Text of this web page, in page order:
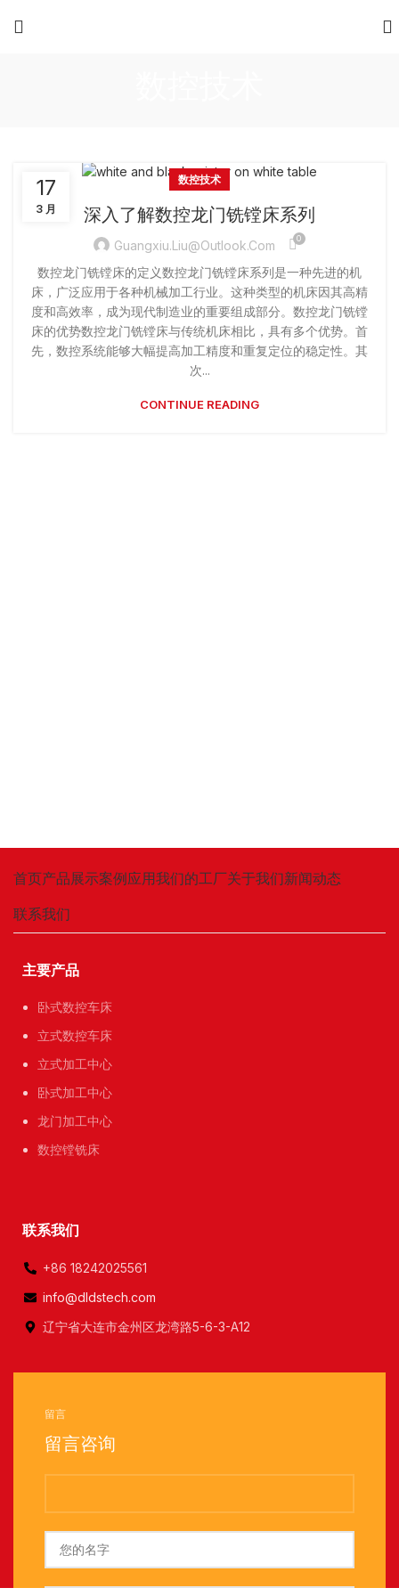
17
3 月
数控技术
深入了解数控龙门铣镗床系列
Guangxiu.liu@outlook.com 0
数控龙门铣镗床的定义数控龙门铣镗床系列是一种先进的机
床，广泛应用于各种机械加工行业。这种类型的机床因其高精
度和高效率，成为现代制造业的重要组成部分。数控龙门铣镗
床的优势数控龙门铣镗床与传统机床相比，具有多个优势。首
先，数控系统能够大幅提高加工精度和重复定位的稳定性。其
次...
CONTINUE READING
首页产品展示案例应用我们的工厂关于我们新闻动态
联系我们
主要产品
卧式数控车床
立式数控车床
立式加工中心
卧式加工中心
龙门加工中心
数控镗铣床
联系我们
+86 18242025561
info@dldstech.com
辽宁省大连市金州区龙湾路5-6-3-A12
留言
留言咨询